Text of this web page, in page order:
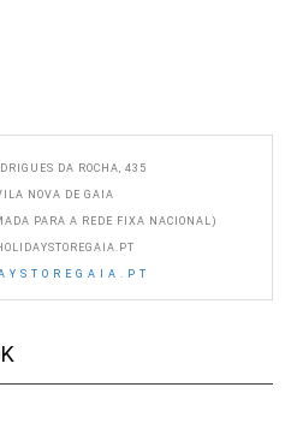
DA ROCHA, 435
NOVA DE GAIA
PARA A REDE FIXA NACIONAL)